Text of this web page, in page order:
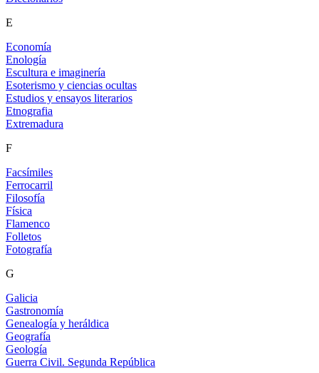
E
Economía
Enología
Escultura e imaginería
Esoterismo y ciencias ocultas
Estudios y ensayos literarios
Etnografia
Extremadura
F
Facsímiles
Ferrocarril
Filosofía
Física
Flamenco
Folletos
Fotografía
G
Galicia
Gastronomía
Genealogía y heráldica
Geografía
Geología
Guerra Civil. Segunda República